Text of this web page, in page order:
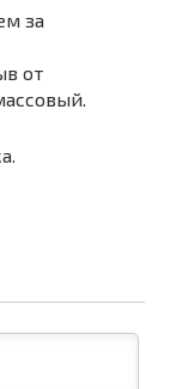
за
от